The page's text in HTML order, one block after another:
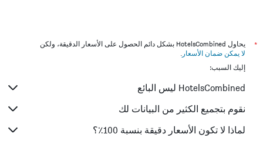
*
يحاول HotelsCombined بشكل دائم الحصول على الأسعار الدقيقة، ولكن
لا يمكن ضمان الأسعار .
إليك السبب:
HotelsCombined ليس البائع
نقوم بتجميع الكثير من البيانات لك
لماذا لا تكون الأسعار دقيقة بنسبة 100٪؟